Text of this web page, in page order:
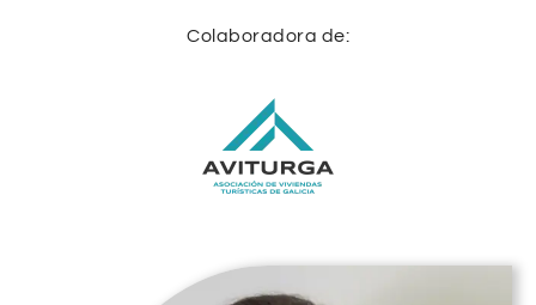
Colaboradora de: